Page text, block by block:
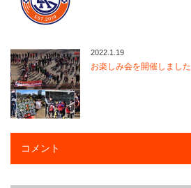
2022.1.19
お楽しみ会を開催しました
コメント